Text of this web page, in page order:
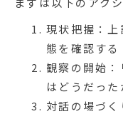
現状把握：
態を確認する
観察の開始
はどうだっ
対話の場づ